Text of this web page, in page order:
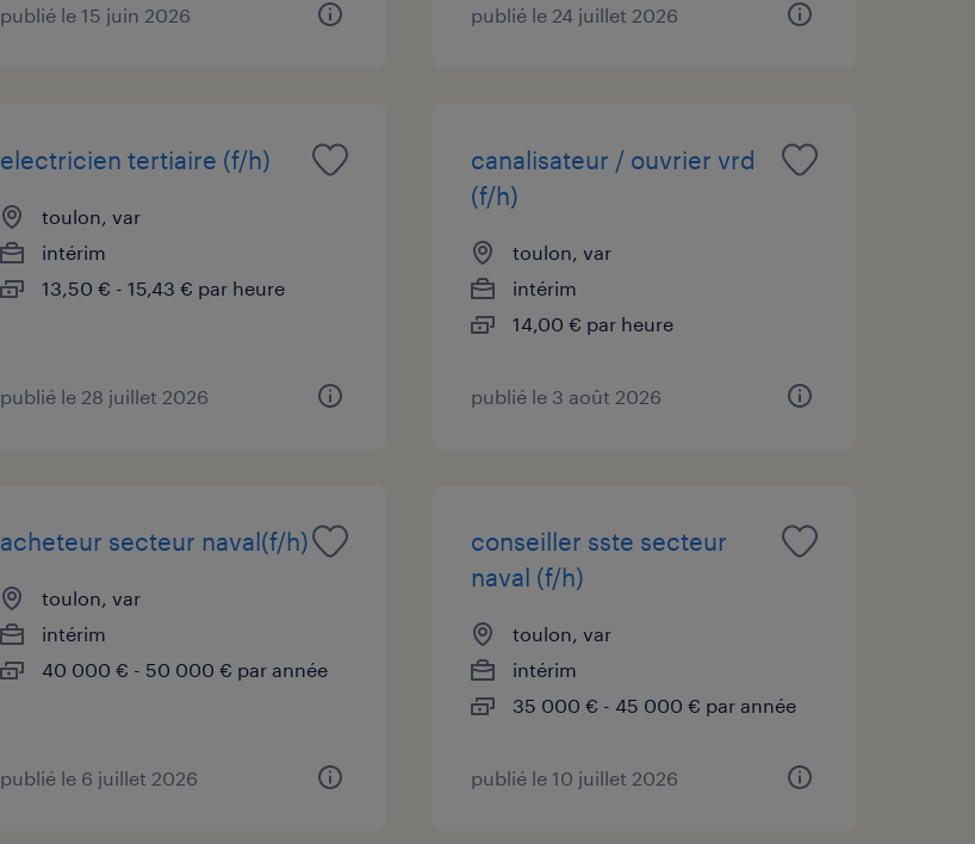
publié le 15 juin 2026 publié le 24 juillet 2026
electricien tertiaire (f/h)
toulon, var
intérim
13,50 € - 15,43 € par heure
publié le 28 juillet 2026
canalisateur / ouvrier vrd
(f/h)
toulon, var
intérim
14,00 € par heure
publié le 3 août 2026
acheteur secteur naval(f/h)
toulon, var
intérim
40 000 € - 50 000 € par année
publié le 6 juillet 2026
conseiller sste secteur
naval (f/h)
toulon, var
intérim
35 000 € - 45 000 € par année
publié le 10 juillet 2026